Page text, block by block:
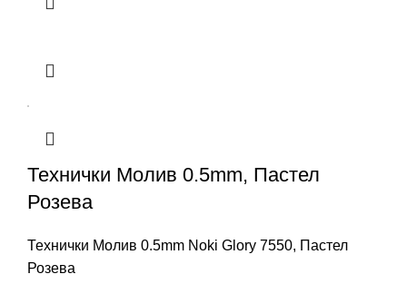
Технички Молив 0.5mm, Пастел
Розева
Технички Молив 0.5mm Noki Glory 7550, Пастел
Розева